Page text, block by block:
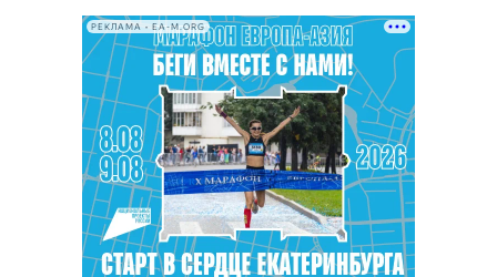
РЕКЛАМА • EA-M.ORG